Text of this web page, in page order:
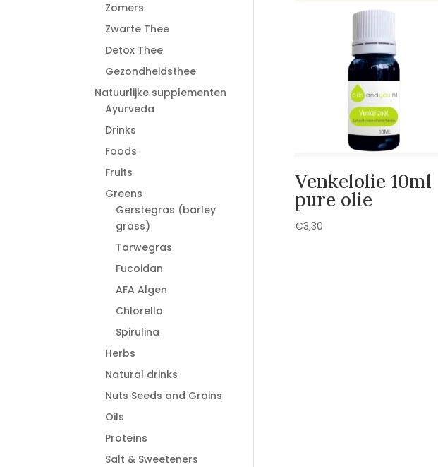
Venkelolie 10ml
pure olie
€3,30
Zomers
Zwarte Thee
Detox Thee
Gezondheidsthee
Natuurlijke supplementen
Ayurveda
Drinks
Foods
Fruits
Greens
Gerstegras (barley
grass)
Tarwegras
Fucoidan
AFA Algen
Chlorella
Spirulina
Herbs
Natural drinks
Nuts Seeds and Grains
Oils
Proteïns
Salt & Sweeteners